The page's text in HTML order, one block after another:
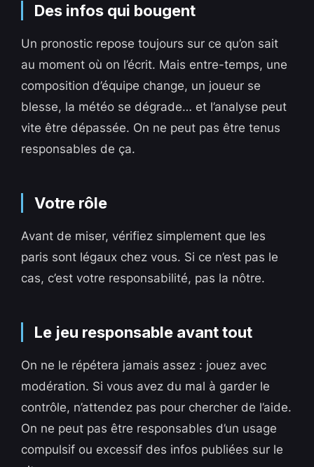
Des infos qui bougent
Un pronostic repose toujours sur ce qu’on sait
au moment où on l’écrit. Mais entre-temps, une
composition d’équipe change, un joueur se
blesse, la météo se dégrade… et l’analyse peut
vite être dépassée. On ne peut pas être tenus
responsables de ça.
Votre rôle
Avant de miser, vérifiez simplement que les
paris sont légaux chez vous. Si ce n’est pas le
cas, c’est votre responsabilité, pas la nôtre.
Le jeu responsable avant tout
On ne le répétera jamais assez : jouez avec
modération. Si vous avez du mal à garder le
contrôle, n’attendez pas pour chercher de l’aide.
On ne peut pas être responsables d’un usage
compulsif ou excessif des infos publiées sur le